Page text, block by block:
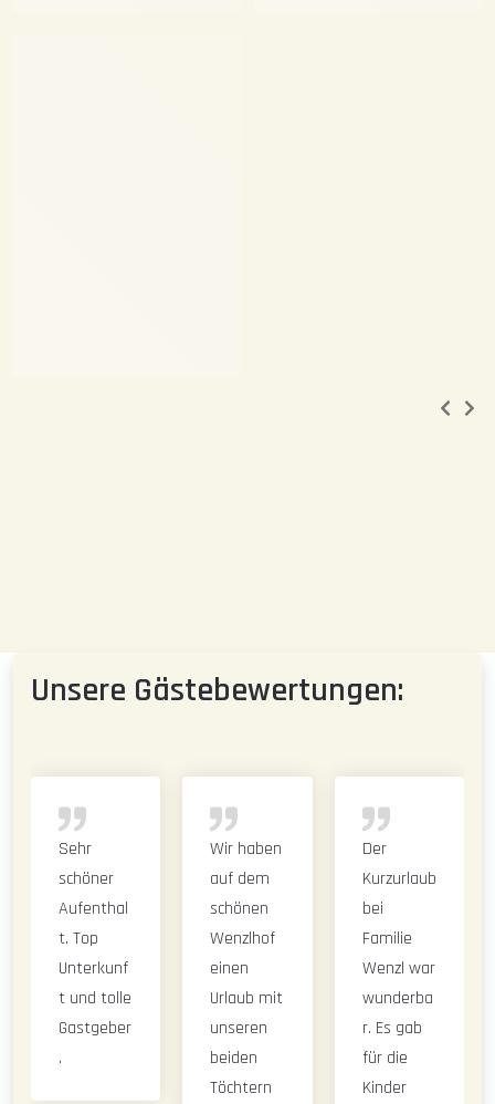
Unsere Gästebewertungen:
Sehr
schöner
Aufenthal
t. Top
Unterkunf
t und tolle
Gastgeber
.
Wir haben
auf dem
schönen
Wenzlhof
einen
Urlaub mit
unseren
beiden
Töchtern
Der
Kurzurlaub
bei
Familie
Wenzl war
wunderba
r. Es gab
für die
Kinder